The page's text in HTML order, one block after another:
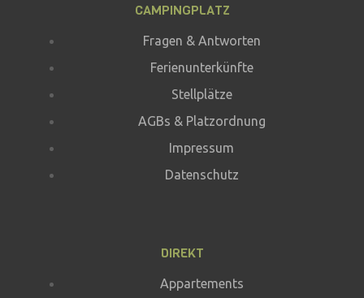
CAMPINGPLATZ
Fragen & Antworten
Ferienunterkünfte
Stellplätze
AGBs & Platzordnung
Impressum
Datenschutz
DIREKT
Appartements